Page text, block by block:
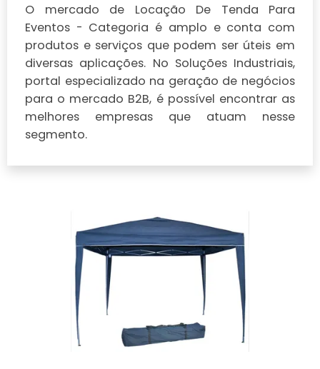
O mercado de Locação De Tenda Para
Eventos - Categoria é amplo e conta com
produtos e serviços que podem ser úteis em
diversas aplicações. No Soluções Industriais,
portal especializado na geração de negócios
para o mercado B2B, é possível encontrar as
melhores empresas que atuam nesse
segmento.